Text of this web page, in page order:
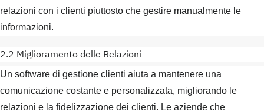
relazioni con i clienti piuttosto che gestire manualmente le
informazioni.
2.2 Miglioramento delle Relazioni
Un software di gestione clienti aiuta a mantenere una
comunicazione costante e personalizzata, migliorando le
relazioni e la fidelizzazione dei clienti. Le aziende che